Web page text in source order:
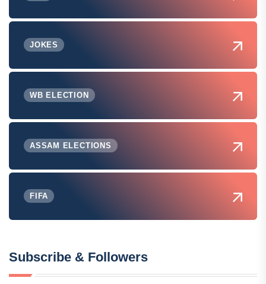
JOKES
WB ELECTION
ASSAM ELECTIONS
FIFA
Subscribe & Followers